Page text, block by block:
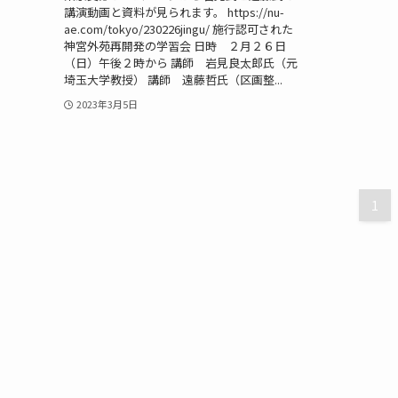
講演動画と資料が見られます。 https://nu-
ae.com/tokyo/230226jingu/ 施行認可された
神宮外苑再開発の学習会 日時 ２月２６日
（日）午後２時から 講師 岩見良太郎氏（元
埼玉大学教授） 講師 遠藤哲氏（区画整...
2023年3月5日
1